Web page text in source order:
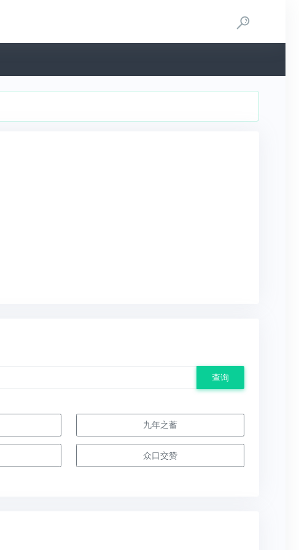
查询
九年之蓄
众口交赞